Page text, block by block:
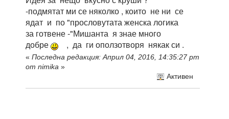
-подмятат ми се няколко , които не ни се
ядат и по "прословутата женска логика
за готвене -"Мишанта я знае много
добре
, да ги оползотворя някак си .
« Последна редакция: Април 04, 2016, 14:35:27 pm
от nimika »
Активен